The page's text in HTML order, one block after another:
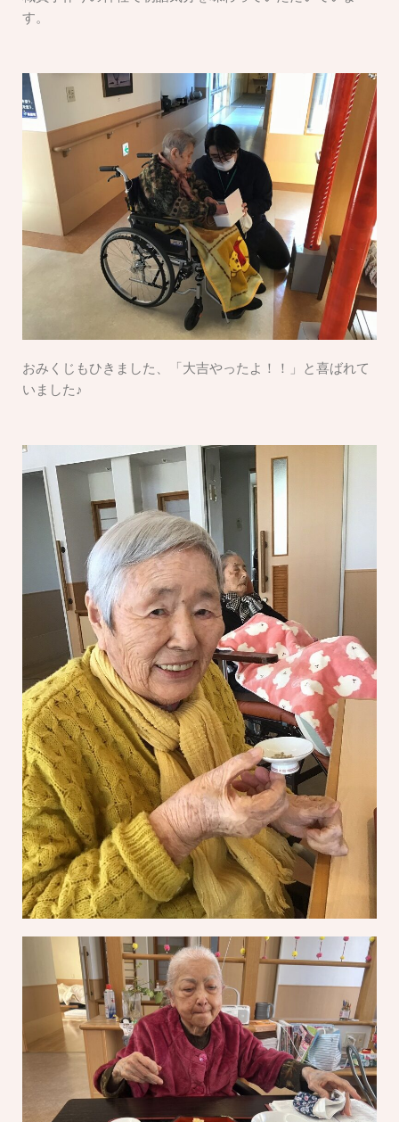
す。
おみくじもひきました、「大吉やったよ！！」と喜ばれて
いました♪